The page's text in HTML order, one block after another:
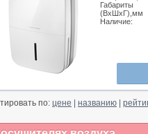
Габариты
(ВхШхГ),мм
Наличие:
по: цене названию